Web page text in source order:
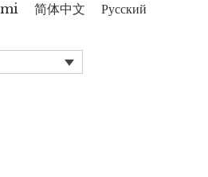
简体中文 Русский